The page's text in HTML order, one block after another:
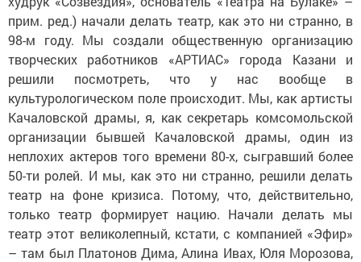
прим. ред.) начали делать театр, как это ни странно, в
98-м году. Мы создали общественную организацию
творческих работников «АРТИАС» города Казани и
решили посмотреть, что у нас вообще в
культурологическом поле происходит. Мы, как артисты
Качаловской драмы, я, как секретарь комсомольской
организации бывшей Качаловской драмы, один из
неплохих актеров того времени 80-х, сыгравший более
50-ти ролей. И мы, как это ни странно, решили делать
театр на фоне кризиса. Потому, что, действительно,
только театр формирует нацию. Начали делать мы
театр этот великолепный, кстати, с компанией «Эфир»
– там был Платонов Дима, Алина Ивах, Юля Морозова,